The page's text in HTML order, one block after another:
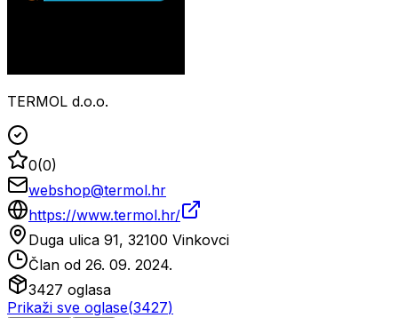
TERMOL d.o.o.
0(0)
webshop@termol.hr
https://www.termol.hr/
Duga ulica 91, 32100 Vinkovci
Član od 26. 09. 2024.
3427 oglasa
Prikaži sve oglase(3427)